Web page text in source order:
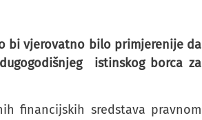
bi vjerovatno bilo primjerenije da
istinskog borca za
financijskih sredstava pravnom